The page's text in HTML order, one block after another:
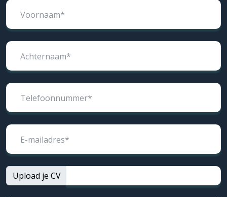
Voornaam*
Achternaam*
Telefoonnummer*
E-mailadres*
Upload je CV